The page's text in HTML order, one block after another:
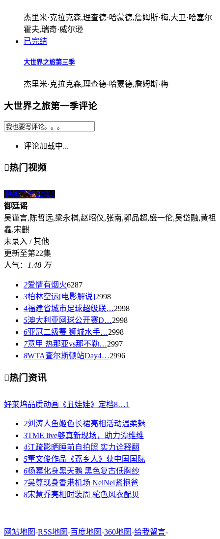
杰里米·克拉克森,理查德·哈蒙德,詹姆斯·梅,大卫·哈塞尔
霍夫,瑞奇·威尔逊
已完结
大世界之旅第三季
杰里米·克拉克森,理查德·哈蒙德,詹姆斯·梅
大世界之旅第一季评论
评论加载中...
热门视频
更新至第22集1
御廷谣
吴谨言,陈哲远,梁永棋,赵昭仪,张南,郭品超,盛一伦,吴岱融,黄祖
鑫,宋麒
未录入 / 其他
更新至第22集
人气：
1.48 万
2爱情有烟火6287
3柏林空运[电影解说]2998
4福建省城市足球超级联…2998
5澳大利亚网球公开赛D…2998
6亚冠二级赛 狮城水手…2998
7意甲 热那亚vs那不勒…2997
8WTA查尔斯顿站Day4…2996
热门资讯
好莱坞品质动画《丑娃娃》定档8… 1
2刘涛人鱼姬色长裙亮相活动温柔魅
3TME live够真新现场，助力谭维维
4江疏影晒睡前自拍照 实力诠释翻
5董文俊作品《荔乡人》获中国国际
6杨幂化身黑天鹅 黑色复古低胸纱
7吴尊现身香港机场 NeiNei紧抱爸
8宋慧乔亮相时装周 驼色风衣配贝
网站地图-RSS地图-百度地图-360地图-给我留言-